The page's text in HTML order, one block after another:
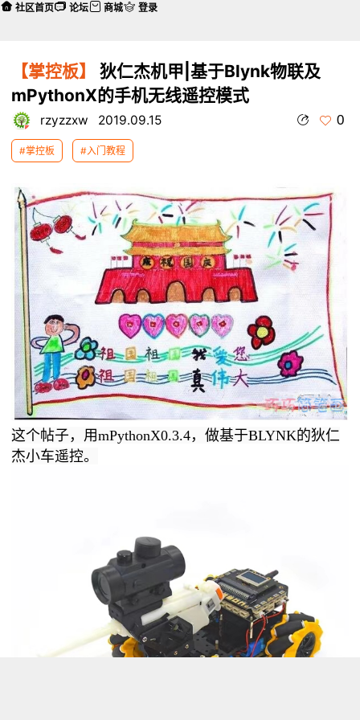
【掌控板】
狄仁杰机甲|基于Blynk物联及
mPythonX的手机无线遥控模式
rzyzzxw 2019.09.15 0
#掌控板 #入门教程
本帖最后由 rzyzzxw 于 2019-9-26 16:25 编辑
这个帖子，用mPythonX0.3.4，做基于BLYNK的狄仁
杰小车遥控。
社区首页 论坛 商城 登录